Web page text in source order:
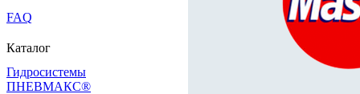
FAQ
Каталог
Гидросистемы
ПНЕВМАКС®